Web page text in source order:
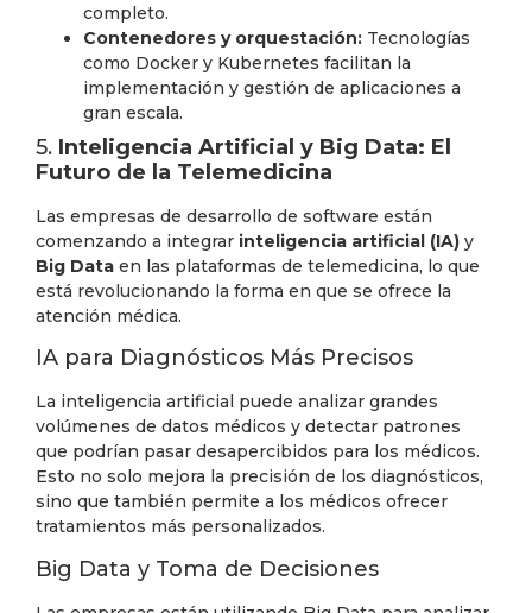
completo.
Contenedores y orquestación: Tecnologías
como Docker y Kubernetes facilitan la
implementación y gestión de aplicaciones a
gran escala.
5. Inteligencia Artificial y Big Data: El
Futuro de la Telemedicina
Las empresas de desarrollo de software están
comenzando a integrar inteligencia artificial (IA) y
Big Data en las plataformas de telemedicina, lo que
está revolucionando la forma en que se ofrece la
atención médica.
IA para Diagnósticos Más Precisos
La inteligencia artificial puede analizar grandes
volúmenes de datos médicos y detectar patrones
que podrían pasar desapercibidos para los médicos.
Esto no solo mejora la precisión de los diagnósticos,
sino que también permite a los médicos ofrecer
tratamientos más personalizados.
Big Data y Toma de Decisiones